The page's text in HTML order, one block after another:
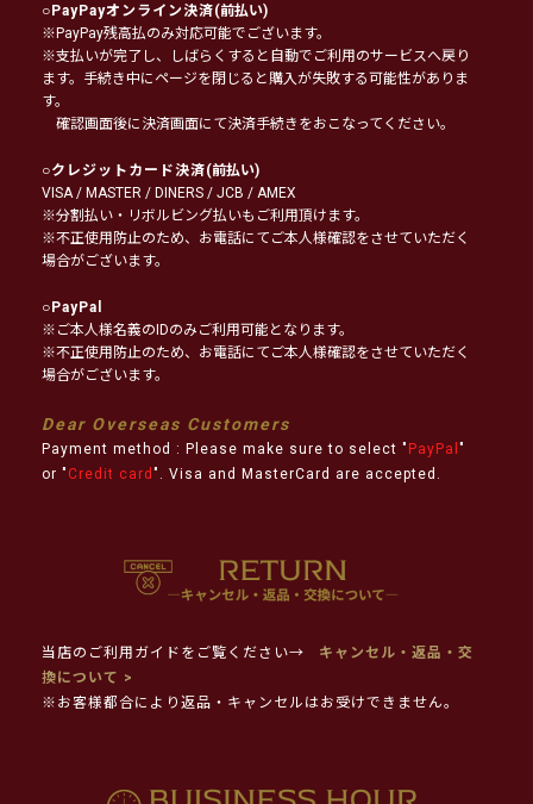
○PayPayオンライン決済(前払い)
※PayPay残高払のみ対応可能でございます。
※支払いが完了し、しばらくすると自動でご利用のサービスへ戻り
ます。手続き中にページを閉じると購入が失敗する可能性がありま
す。
確認画面後に決済画面にて決済手続きをおこなってください。
○クレジットカード決済(前払い)
VISA / MASTER / DINERS / JCB / AMEX
※分割払い・リボルビング払いもご利用頂けます。
※不正使用防止のため、お電話にてご本人様確認をさせていただく
場合がございます。
○PayPal
※ご本人様名義のIDのみご利用可能となります。
※不正使用防止のため、お電話にてご本人様確認をさせていただく
場合がございます。
Dear Overseas Customers
Payment method : Please make sure to select " PayPal "
or " Credit card ". Visa and MasterCard are accepted.
当店のご利用ガイドをご覧ください→
キャンセル・返品・交
換について >
※お客様都合により返品・キャンセルはお受けできません。